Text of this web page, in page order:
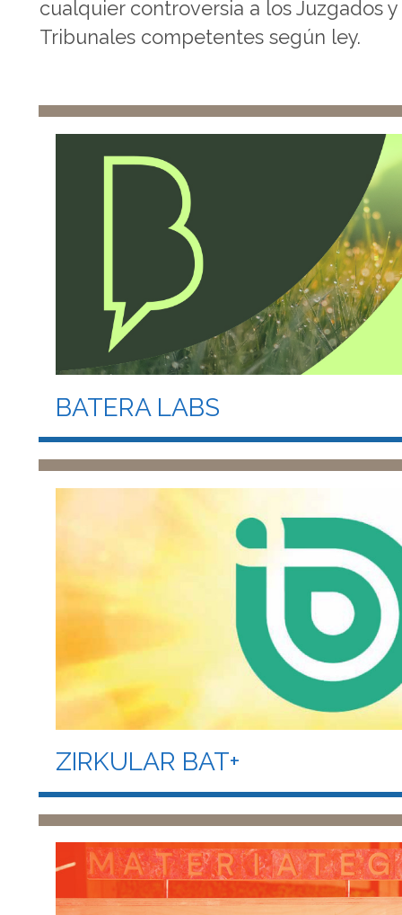
cualquier controversia a los Juzgados y
Tribunales competentes según ley.
BATERA LABS
ZIRKULAR BAT+